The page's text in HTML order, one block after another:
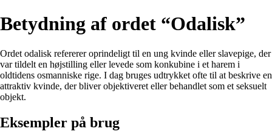
Betydning af ordet “Odalisk”
Ordet odalisk refererer oprindeligt til en ung kvinde eller slavepige, der
var tildelt en højstilling eller levede som konkubine i et harem i
oldtidens osmanniske rige. I dag bruges udtrykket ofte til at beskrive en
attraktiv kvinde, der bliver objektiveret eller behandlet som et seksuelt
objekt.
Eksempler på brug